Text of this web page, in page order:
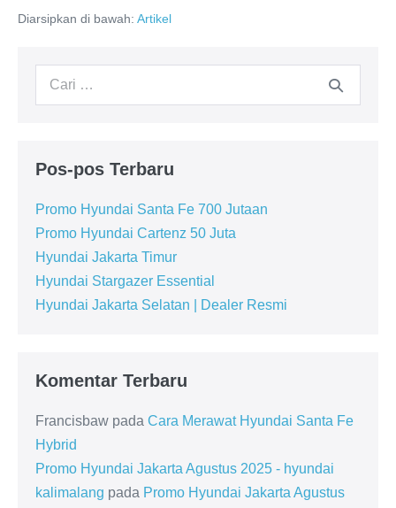
Diarsipkan di bawah: Artikel
Pencarian
Pos-pos Terbaru
Promo Hyundai Santa Fe 700 Jutaan
Promo Hyundai Cartenz 50 Juta
Hyundai Jakarta Timur
Hyundai Stargazer Essential
Hyundai Jakarta Selatan | Dealer Resmi
Komentar Terbaru
Francisbaw pada Cara Merawat Hyundai Santa Fe
Hybrid
Promo Hyundai Jakarta Agustus 2025 - hyundai
kalimalang pada Promo Hyundai Jakarta Agustus